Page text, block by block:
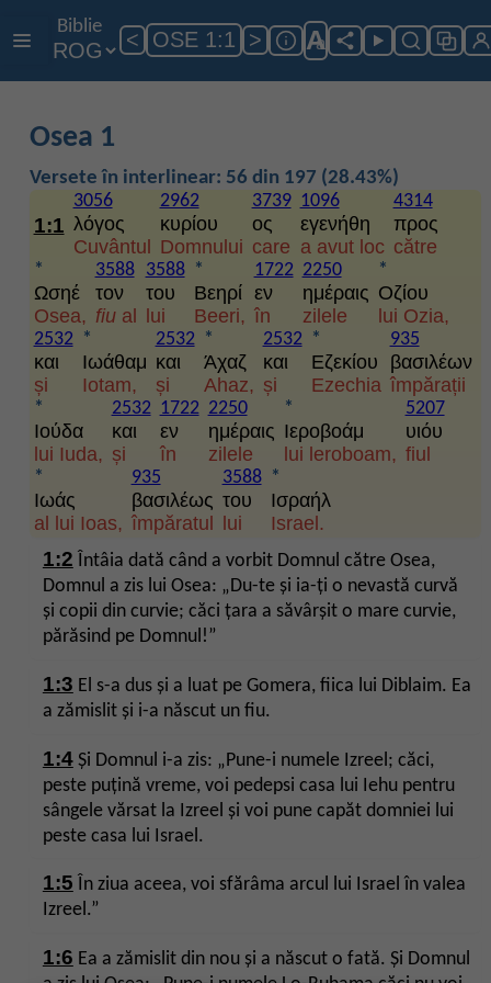
Biblie
< OSE 1:1 > A
a
Osea 1
Versete în interlinear: 56 din 197 (28.43%)
1:1
3056
λόγος
Cuvântul
2962
κυρίου
Domnului
3739
ος
care
1096
εγενήθη
a avut loc
4314
προς
către
*
Ωσηέ
Osea,
3588
τον
fiual
3588
του
lui
*
Βεηρί
Beeri,
1722
εν
în
2250
ημέραις
zilele
*
Οζίου
lui Ozia,
2532
και
și
*
Ιωάθαμ
Iotam,
2532
και
și
*
Άχαζ
Ahaz,
2532
και
și
*
Εζεκίου
Ezechia
935
βασιλέων
împărații
*
Ιούδα
lui Iuda,
2532
και
și
1722
εν
în
2250
ημέραις
zilele
*
Ιεροβοάμ
lui leroboam,
5207
υιόυ
fiul
*
Ιωάς
al lui Ioas,
935
βασιλέως
împăratul
3588
του
lui
*
Ισραήλ
Israel.
1:2 Întâia dată când a vorbit Domnul către Osea,
Domnul a zis lui Osea: „Du-te și ia-ți o nevastă curvă
și copii din curvie; căci țara a săvârșit o mare curvie,
părăsind pe Domnul!”
1:3 El s-a dus și a luat pe Gomera, fiica lui Diblaim. Ea
a zămislit și i-a născut un fiu.
1:4 Și Domnul i-a zis: „Pune-i numele Izreel; căci,
peste puțină vreme, voi pedepsi casa lui Iehu pentru
sângele vărsat la Izreel și voi pune capăt domniei lui
peste casa lui Israel.
1:5 În ziua aceea, voi sfărâma arcul lui Israel în valea
Izreel.”
1:6 Ea a zămislit din nou și a născut o fată. Și Domnul